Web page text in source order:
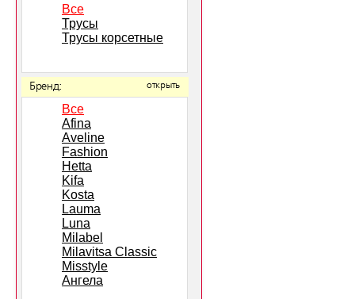
Все
Трусы
Трусы корсетные
Бренд: открыть
Все
Afina
Aveline
Fashion
Hetta
Kifa
Kosta
Lauma
Luna
Milabel
Milavitsa Classic
Misstyle
Ангела